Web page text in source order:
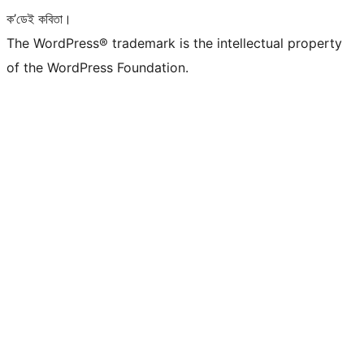
ক’ডেই কবিতা।
The WordPress® trademark is the intellectual property
of the WordPress Foundation.